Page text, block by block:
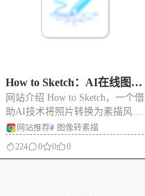
How to Sketch：AI在线图片
转素描风格，免费使用，无
需注册
网站介绍 How to Sketch，一个借
助AI技术将照片转换为素描风格
图像的网站。完全免费，无须注
持 JPG、PNG 和 GIF 格式，文件
网站推荐# 图像转素描
224
0 0 0